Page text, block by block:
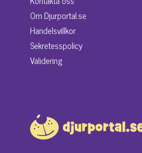
Om Djurportal.se
Handelsvillkor
Sekretesspolicy
Validering